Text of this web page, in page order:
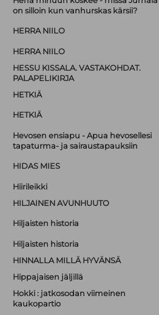
on silloin kun vanhurskas kärsii?
HERRA NIILO
HERRA NIILO
HESSU KISSALA. VASTAKOHDAT.
PALAPELIKIRJA
HETKIÄ
HETKIÄ
Hevosen ensiapu - Apua hevosellesi
tapaturma- ja sairaustapauksiin
HIDAS MIES
Hiirileikki
HILJAINEN AVUNHUUTO
Hiljaisten historia
Hiljaisten historia
HINNALLA MILLÄ HYVÄNSÄ
Hippajaisen jäljillä
Hokki : jatkosodan viimeinen
kaukopartio